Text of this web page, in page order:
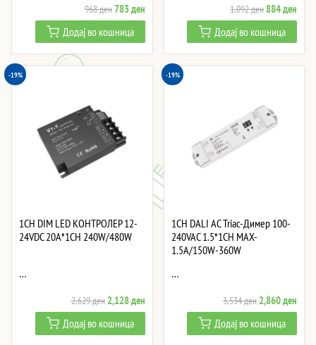
968денOriginal
price
was:
968 ден.
783денCurrent
price
is:
783 ден.
Додај во кошница
1,092денOriginal
price
was:
1,092 ден.
884ден
price
is:
884
Додај во кошница
-19%
1CH DIM LED КОНТРОЛЕР 12-
24VDC 20A*1CH 240W/480W
…
2,629ден Original
price
was:
2,128денCurrent
price
is:
Додај во кошница
-19%
1CH DALI AC Triac-Димер 100-
240VAC 1.5*1CH MAX-
1.5A/150W-360W
…
3,534ден Original
price
was:
2,860ден
price
is:
Додај во кошница